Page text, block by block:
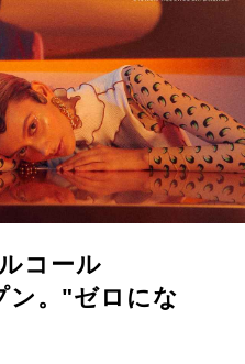
コール
ン。"ゼロにな